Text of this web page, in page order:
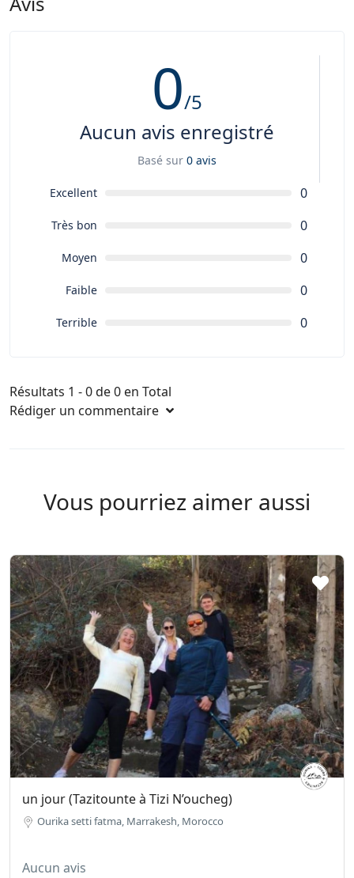
0/5
Aucun avis enregistré
Basé sur 0 avis
Excellent 0
Très bon 0
Moyen 0
Faible 0
Terrible 0
Résultats 1 - 0 de 0 en Total
Rédiger un commentaire
Vous pourriez aimer aussi
un jour (Tazitounte à Tizi N’oucheg)
Ourika setti fatma, Marrakesh, Morocco
Aucun avis